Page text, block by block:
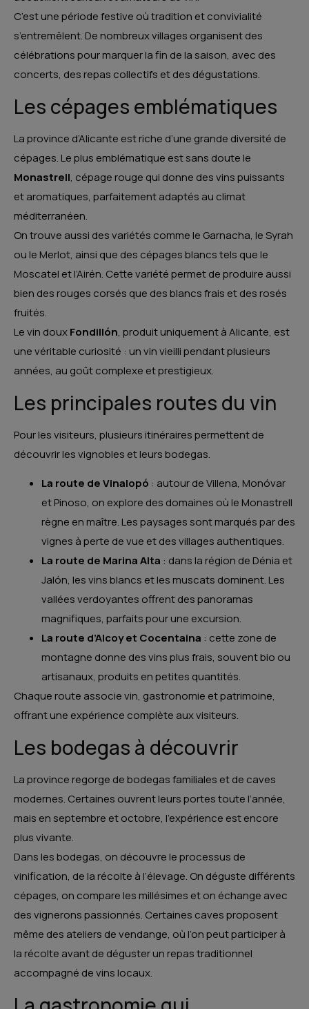
C’est une période festive où tradition et convivialité
s’entremêlent. De nombreux villages organisent des
célébrations pour marquer la fin de la saison, avec des
concerts, des repas collectifs et des dégustations.
Les cépages emblématiques
La province d’Alicante est riche d’une grande diversité de
cépages. Le plus emblématique est sans doute le
Monastrell, cépage rouge qui donne des vins puissants
et aromatiques, parfaitement adaptés au climat
méditerranéen.
On trouve aussi des variétés comme le Garnacha, le Syrah
ou le Merlot, ainsi que des cépages blancs tels que le
Moscatel et l’Airén. Cette variété permet de produire aussi
bien des rouges corsés que des blancs frais et des rosés
fruités.
Le vin douxFondillón, produit uniquement à Alicante, est
une véritable curiosité : un vin vieilli pendant plusieurs
années, au goût complexe et prestigieux.
Les principales routes du vin
Pour les visiteurs, plusieurs itinéraires permettent de
découvrir les vignobles et leurs bodegas.
La route de Vinalopó : autour de Villena, Monóvar
et Pinoso, on explore des domaines où le Monastrell
règne en maître. Les paysages sont marqués par des
vignes à perte de vue et des villages authentiques.
La route de Marina Alta : dans la région de Dénia et
Jalón, les vins blancs et les muscats dominent. Les
vallées verdoyantes offrent des panoramas
magnifiques, parfaits pour une excursion.
La route d’Alcoy et Cocentaina : cette zone de
montagne donne des vins plus frais, souvent bio ou
artisanaux, produits en petites quantités.
Chaque route associe vin, gastronomie et patrimoine,
offrant une expérience complète aux visiteurs.
Les bodegas à découvrir
La province regorge de bodegas familiales et de caves
modernes. Certaines ouvrent leurs portes toute l’année,
mais en septembre et octobre, l’expérience est encore
plus vivante.
Dans les bodegas, on découvre le processus de
vinification, de la récolte à l’élevage. On déguste différents
cépages, on compare les millésimes et on échange avec
des vignerons passionnés. Certaines caves proposent
même des ateliers de vendange, où l’on peut participer à
la récolte avant de déguster un repas traditionnel
accompagné de vins locaux.